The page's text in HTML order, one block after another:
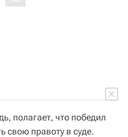
полагает, что победил
свою правоту в суде.